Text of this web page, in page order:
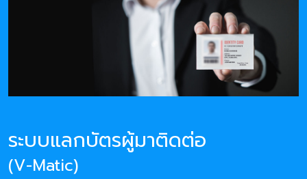
ระบบแลกบัตรผู้มาติดต่อ
(V-Matic)